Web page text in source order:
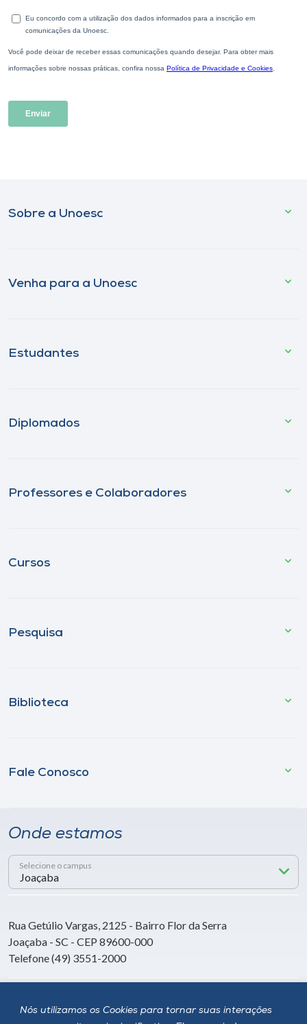
Nós utilizamos os Cookies para tornar suas interações
Sobre a Unoesc
Venha para a Unoesc
Estudantes
Diplomados
Professores e Colaboradores
Cursos
Pesquisa
Biblioteca
Fale Conosco
Onde estamos
Selecione o campus
Rua Getúlio Vargas, 2125 - Bairro Flor da Serra
Joaçaba - SC - CEP 89600-000
Telefone (49) 3551-2000
Siga a Unoesc